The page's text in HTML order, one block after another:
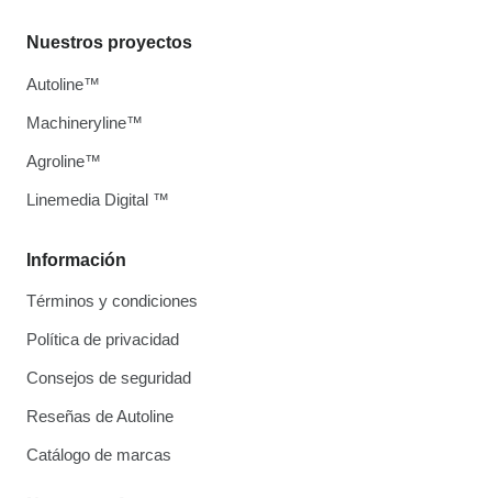
Información
Términos y condiciones
Política de privacidad
Consejos de seguridad
Reseñas de Autoline
Catálogo de marcas
Nuestros proyectos
Autoline™
Machineryline™
Agroline™
Linemedia Digital ™